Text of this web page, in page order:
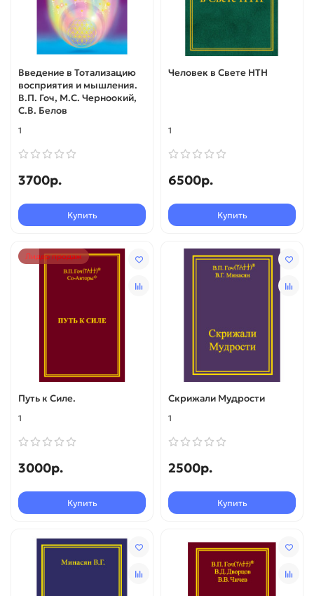
Введение в Тотализацию
восприятия и мышления.
В.П. Гоч, М.С. Черноокий,
С.В. Белов
1
3700р.
Купить
Человек в Свете НТН
1
6500р.
Купить
Лидер продаж
Путь к Силе.
1
3000р.
Купить
Скрижали Мудрости
1
2500р.
Купить